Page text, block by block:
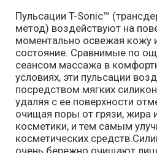
Пульсации T-Sonic™
метод) воздействуют на
моментально освежая кожу
состояние. Сравнимые по
сеансом массажа в
условиях, эти пульсации
посредством мягких
удаляя с ее поверхности
очищая поры от грязи, жира
косметики, и тем самым
косметических
очень бережно очищают